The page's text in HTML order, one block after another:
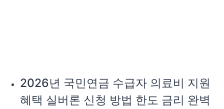
2026년 국민연금 수급자 의료비 지원
혜택 실버론 신청 방법 한도 금리 완벽